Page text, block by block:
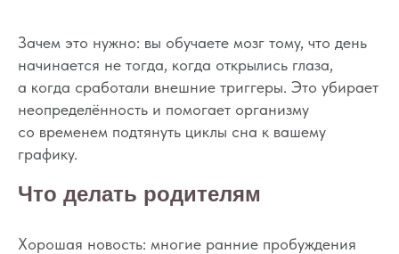
Зачем это нужно: вы обучаете мозг тому, что день
начинается не тогда, когда открылись глаза,
а когда сработали внешние триггеры. Это убирает
неопределённость и помогает организму
со временем подтянуть циклы сна к вашему
графику.
Что делать родителям
Хорошая новость: многие ранние пробуждения
Хотите наладить
сон ребёнка?
Запишитесь на первичную
консультацию — начните